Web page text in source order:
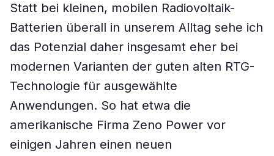
Statt bei kleinen, mobilen Radiovoltaik-
Batterien überall in unserem Alltag sehe ich
das Potenzial daher insgesamt eher bei
modernen Varianten der guten alten RTG-
Technologie für ausgewählte
Anwendungen. So hat etwa die
amerikanische Firma Zeno Power vor
einigen Jahren einen neuen